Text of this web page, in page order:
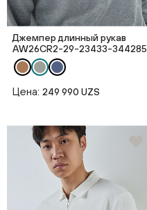
Джемпер длинный рукав
AW26CR2-29-23433-344285
Цена: 249 990 UZS